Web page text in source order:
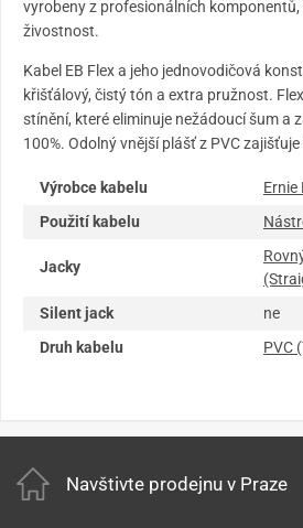
vyrobeny z profesionálních
živostnost.
Kabel EB Flex a jeho jednovodičová
křišťálový, čistý tón a extra pružnost.
stínění, které eliminuje nežádoucí šum a
100%. Odolný vnější plášť z PVC
Výrobce kabelu
Ernie
Použití kabelu
Jacky
Silent jack
ne
Druh kabelu
PVC
Navštivte prodejnu v Praze